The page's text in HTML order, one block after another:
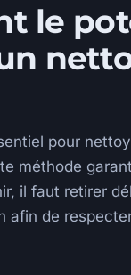
le
pour
méthode
il faut retirer
de